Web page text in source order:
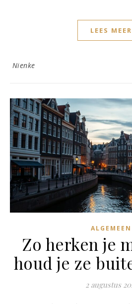
LEES MEER
Nienke
ALGEMEEN
Zo herken je
houd je ze
2 augustus